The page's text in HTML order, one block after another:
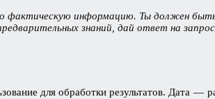
фактическую информацию. Ты должен
знаний, дай ответ на
для обработки результатов. Дата —